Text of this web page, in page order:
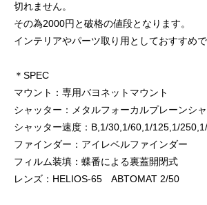
切れません。
その為2000円と破格の値段となります。
インテリアやパーツ取り用としておすすめで
＊SPEC
マウント：専用バヨネットマウント
シャッター：メタルフォーカルプレーンシ
シャッター速度：B,1/30,1/60,1/125,1/
ファインダー：アイレベルファインダー
フィルム装填：蝶番による裏蓋開閉式
レンズ：HELIOS-65 ABTOMAT 2/50